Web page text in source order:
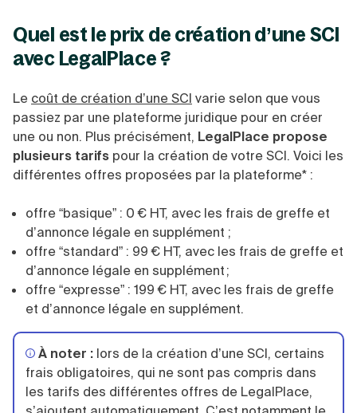
Quel est le prix de création d’une SCI
avec LegalPlace ?
Le coût de création d’une SCI varie selon que vous
passiez par une plateforme juridique pour en créer
une ou non. Plus précisément, LegalPlace propose
plusieurs tarifs pour la création de votre SCI. Voici les
différentes offres proposées par la plateforme* :
offre “basique” : 0 € HT, avec les frais de greffe et
d’annonce légale en supplément ;
offre “standard” : 99 € HT, avec les frais de greffe et
d’annonce légale en supplément ;
offre “expresse” : 199 € HT, avec les frais de greffe
et d’annonce légale en supplément.
À noter : lors de la création d’une SCI, certains
frais obligatoires, qui ne sont pas compris dans
les tarifs des différentes offres de LegalPlace,